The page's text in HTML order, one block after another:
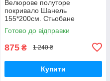
Велюрове полуторе
покривало Шанель
155*200см. Стьобане
стильне покривало для
спальні Різні кольори
Готово до відправки
875 ₴ 1 240 ₴
Купити